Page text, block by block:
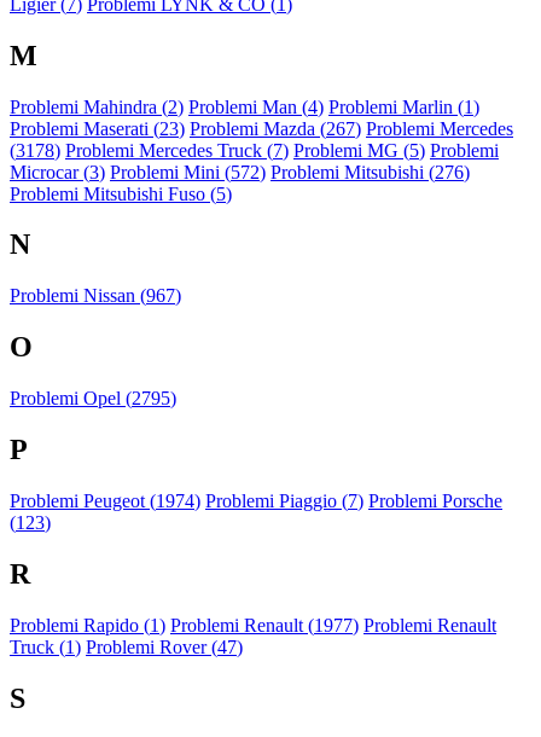
M
Problemi Mahindra (2) Problemi Man (4) Problemi Marlin (1)
Problemi Maserati (23) Problemi Mazda (267) Problemi Mercedes
(3178) Problemi Mercedes Truck (7) Problemi MG (5) Problemi
Microcar (3) Problemi Mini (572) Problemi Mitsubishi (276)
Problemi Mitsubishi Fuso (5)
N
Problemi Nissan (967)
O
Problemi Opel (2795)
P
Problemi Peugeot (1974) Problemi Piaggio (7) Problemi Porsche
(123)
R
Problemi Rapido (1) Problemi Renault (1977) Problemi Renault
Truck (1) Problemi Rover (47)
S